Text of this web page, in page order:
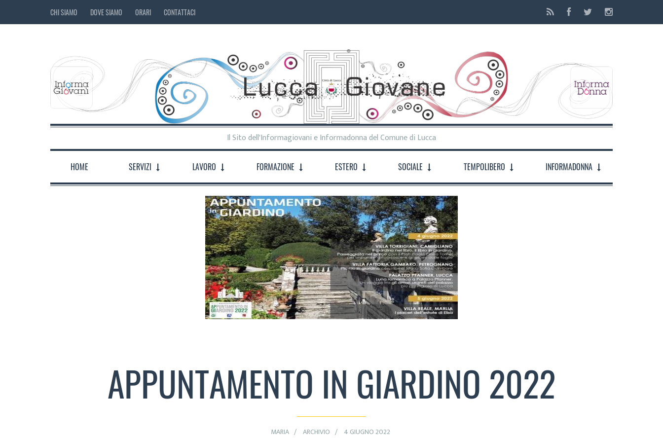
CHI SIAMO DOVE SIAMO ORARI CONTATTACI
Il Sito dell'Informagiovani e Informadonna del Comune di Lucca
HOME SERVIZI LAVORO FORMAZIONE ESTERO SOCIALE TEMPOLIBERO INFORMADONNA
APPUNTAMENTO IN GIARDINO 2022
MARIA ARCHIVIO 4 GIUGNO 2022